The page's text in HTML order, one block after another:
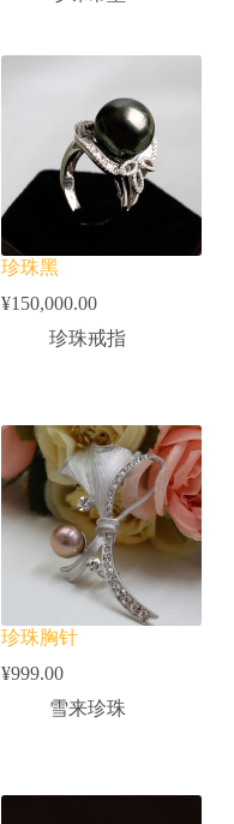
珍珠黑
¥150,000.00
珍珠戒指
珍珠胸针
¥999.00
雪来珍珠